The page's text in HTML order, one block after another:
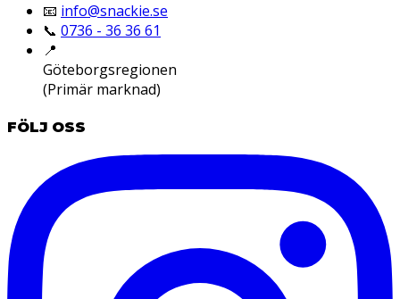
📧 info@snackie.se
📞 0736 - 36 36 61
📍
Göteborgsregionen
(Primär marknad)
FÖLJ OSS